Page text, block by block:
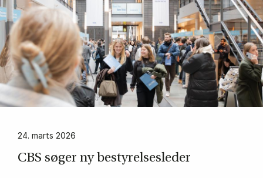
24. marts 2026
CBS sø­ger ny be­sty­rel­ses­le­der